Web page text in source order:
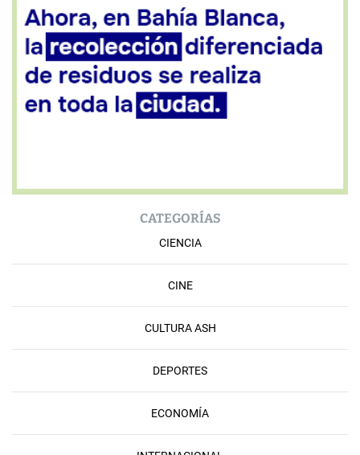
CATEGORÍAS
CIENCIA
CINE
CULTURA ASH
DEPORTES
ECONOMÍA